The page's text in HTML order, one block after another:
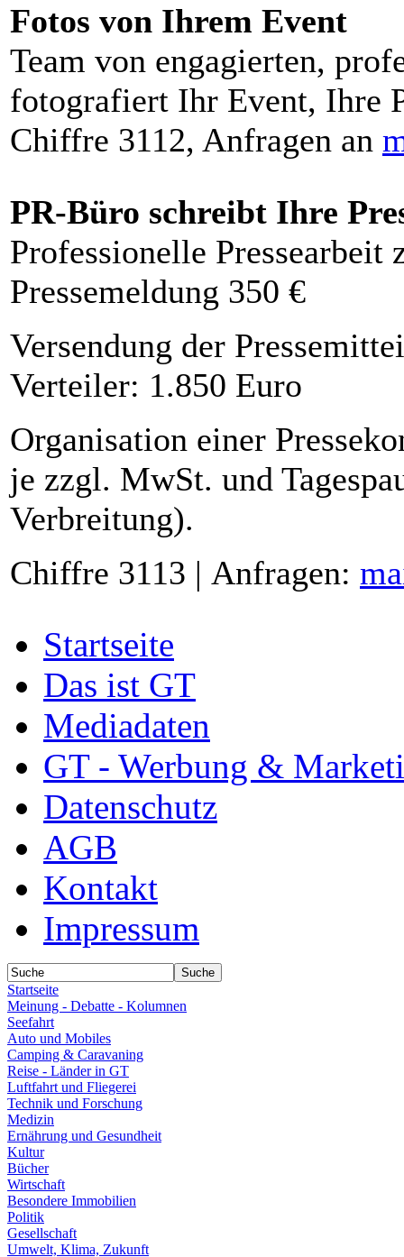
Fotos von Ihrem Event
Team von engagierten,
fotografiert Ihr Event, Ihre
Chiffre 3112, Anfragen an
PR-Büro schreibt Ihre
Professionelle Pressearbeit
Pressemeldung 350 €
Versendung der
Verteiler: 1.850 Euro
Organisation einer
je zzgl. MwSt. und
Verbreitung).
Chiffre 3113 | Anfragen:
Startseite
Das ist GT
Mediadaten
GT - Werbung &
Datenschutz
AGB
Kontakt
Impressum
Startseite
Meinung - Debatte - Kolumnen
Seefahrt
Auto und Mobiles
Camping & Caravaning
Reise - Länder in GT
Luftfahrt und Fliegerei
Technik und Forschung
Medizin
Ernährung und Gesundheit
Kultur
Bücher
Wirtschaft
Besondere Immobilien
Politik
Gesellschaft
Umwelt, Klima, Zukunft